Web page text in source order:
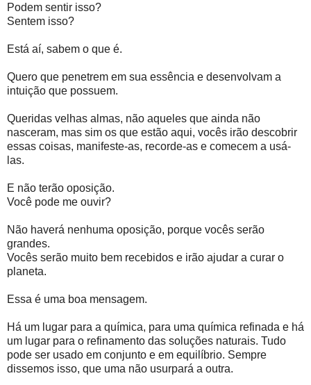
Podem sentir isso?
Sentem isso?
Está aí, sabem o que é.
Quero que penetrem em sua essência e desenvolvam a
intuição que possuem.
Queridas velhas almas, não aqueles que ainda não
nasceram, mas sim os que estão aqui, vocês irão descobrir
essas coisas, manifeste-as, recorde-as e comecem a usá-
las.
E não terão oposição.
Você pode me ouvir?
Não haverá nenhuma oposição, porque vocês serão
grandes.
Vocês serão muito bem recebidos e irão ajudar a curar o
planeta.
Essa é uma boa mensagem.
Há um lugar para a química, para uma química refinada e há
um lugar para o refinamento das soluções naturais. Tudo
pode ser usado em conjunto e em equilíbrio. Sempre
dissemos isso, que uma não usurpará a outra.